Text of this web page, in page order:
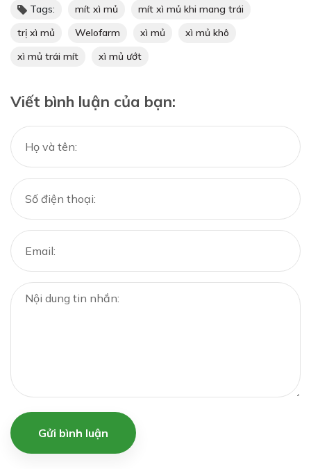
Tags: mít xì mủ
mít xì mủ khi mang trái
trị xì mủ
Welofarm xì mủ
xì mủ khô
xì mủ trái mít
xì mủ ướt
Viết bình luận của bạn:
Gửi bình luận